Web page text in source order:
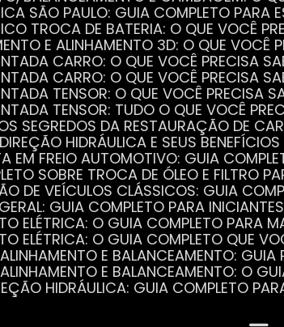
SÃO PAULO: GUIA COMPLETO PARA
TROCA DE BATERIA: O QUE VOCÊ
E ALINHAMENTO 3D: O QUE VOCÊ
CARRO: O QUE VOCÊ PRECISA
CARRO: O QUE VOCÊ PRECISA
TENSOR: O QUE VOCÊ PRECISA
TENSOR: TUDO O QUE VOCÊ
OS SEGREDOS DA RESTAURAÇÃO DE
DIREÇÃO HIDRÁULICA E SEUS
EM FREIO AUTOMOTIVO: GUIA
SOBRE TROCA DE ÓLEO E FILTRO
DE VEÍCULOS CLÁSSICOS: GUIA
GERAL: GUIA COMPLETO PARA
ELÉTRICA: O GUIA COMPLETO PARA
ELÉTRICA: O GUIA COMPLETO QUE
ALINHAMENTO E BALANCEAMENTO:
ALINHAMENTO E BALANCEAMENTO: O
HIDRÁULICA: GUIA COMPLETO
COMPLETA PARA BLINDADOS:
AUTOMOTIVA É ESSENCIAL